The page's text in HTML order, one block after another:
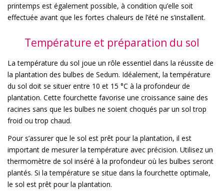
printemps est également possible, à condition qu’elle soit
effectuée avant que les fortes chaleurs de l’été ne s’installent.
Température et préparation du sol
La température du sol joue un rôle essentiel dans la réussite de
la plantation des bulbes de Sedum. Idéalement, la température
du sol doit se situer entre 10 et 15 °C à la profondeur de
plantation. Cette fourchette favorise une croissance saine des
racines sans que les bulbes ne soient choqués par un sol trop
froid ou trop chaud.
Pour s’assurer que le sol est prêt pour la plantation, il est
important de mesurer la température avec précision. Utilisez un
thermomètre de sol inséré à la profondeur où les bulbes seront
plantés. Si la température se situe dans la fourchette optimale,
le sol est prêt pour la plantation.